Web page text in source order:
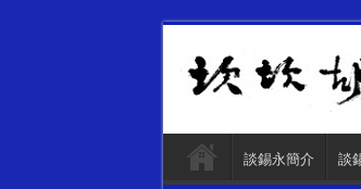
談錫永簡介 談